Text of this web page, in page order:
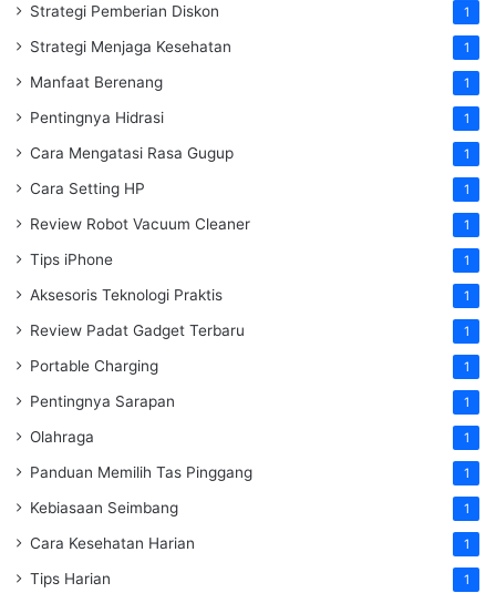
Strategi Pemberian Diskon 1
Strategi Menjaga Kesehatan 1
Manfaat Berenang 1
Pentingnya Hidrasi 1
Cara Mengatasi Rasa Gugup 1
Cara Setting HP 1
Review Robot Vacuum Cleaner 1
Tips iPhone 1
Aksesoris Teknologi Praktis 1
Review Padat Gadget Terbaru 1
Portable Charging 1
Pentingnya Sarapan 1
Olahraga 1
Panduan Memilih Tas Pinggang 1
Kebiasaan Seimbang 1
Cara Kesehatan Harian 1
Tips Harian 1